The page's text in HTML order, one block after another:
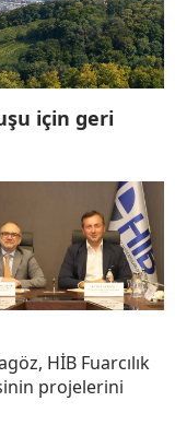
için geri
HİB Fuarcılık
projelerini